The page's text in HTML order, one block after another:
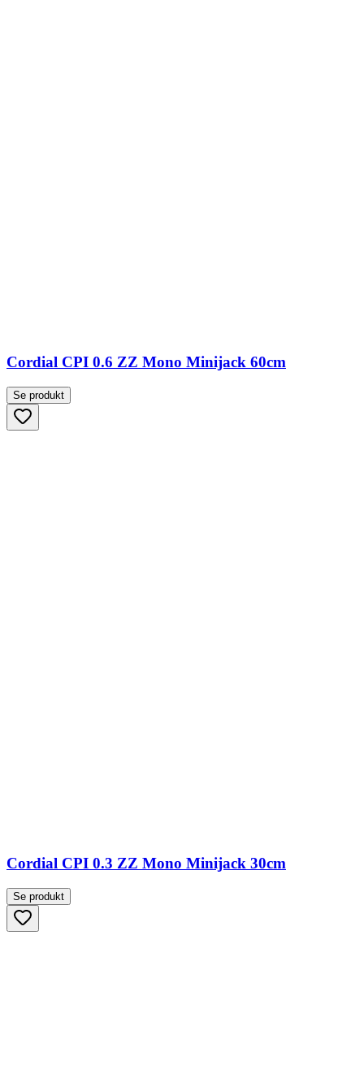
Cordial CPI 0.6 ZZ Mono Minijack 60cm
Se produkt
Cordial CPI 0.3 ZZ Mono Minijack 30cm
Se produkt